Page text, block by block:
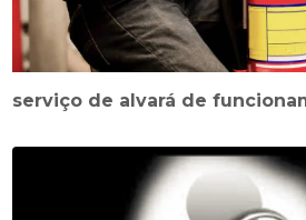
serviço de alvará de